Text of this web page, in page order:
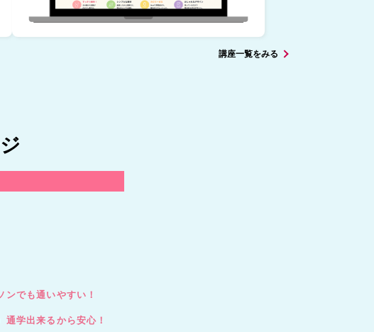
講座一覧をみる
でも通いやすい！
学出来るから安心！